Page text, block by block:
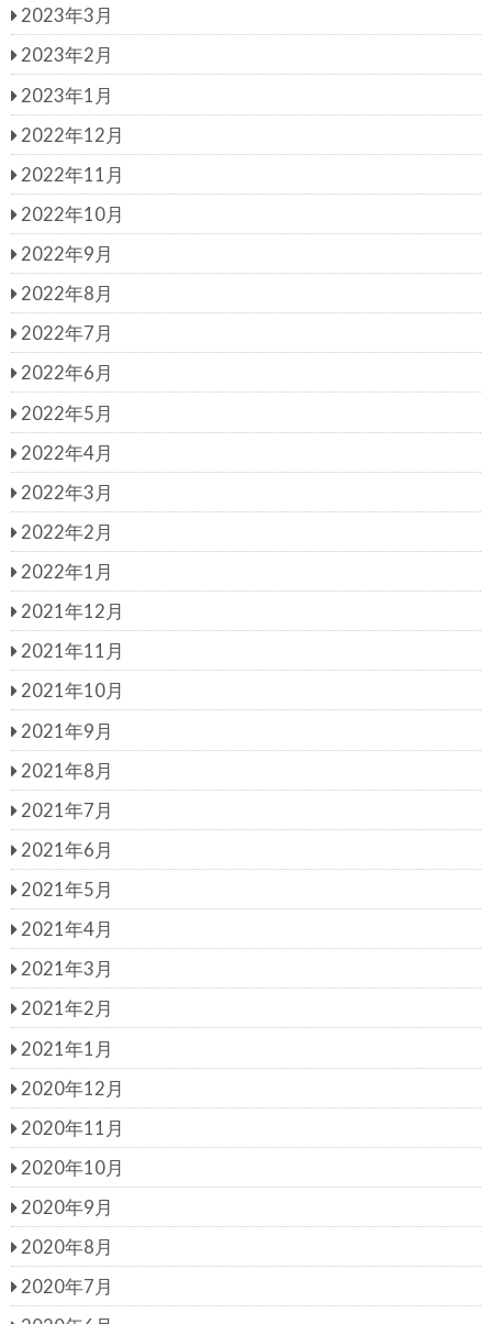
2023年3月
2023年2月
2023年1月
2022年12月
2022年11月
2022年10月
2022年9月
2022年8月
2022年7月
2022年6月
2022年5月
2022年4月
2022年3月
2022年2月
2022年1月
2021年12月
2021年11月
2021年10月
2021年9月
2021年8月
2021年7月
2021年6月
2021年5月
2021年4月
2021年3月
2021年2月
2021年1月
2020年12月
2020年11月
2020年10月
2020年9月
2020年8月
2020年7月